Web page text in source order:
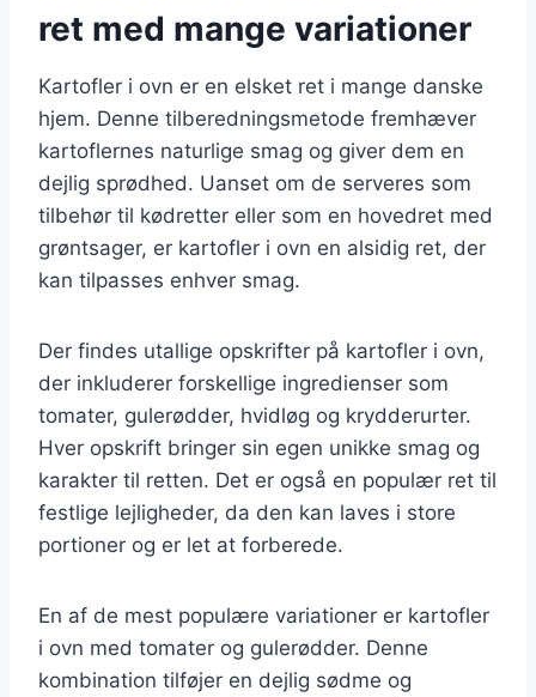
ret med mange variationer
Kartofler i ovn er en elsket ret i mange danske
hjem. Denne tilberedningsmetode fremhæver
kartoflernes naturlige smag og giver dem en
dejlig sprødhed. Uanset om de serveres som
tilbehør til kødretter eller som en hovedret med
grøntsager, er kartofler i ovn en alsidig ret, der
kan tilpasses enhver smag.
Der findes utallige opskrifter på kartofler i ovn,
der inkluderer forskellige ingredienser som
tomater, gulerødder, hvidløg og krydderurter.
Hver opskrift bringer sin egen unikke smag og
karakter til retten. Det er også en populær ret til
festlige lejligheder, da den kan laves i store
portioner og er let at forberede.
En af de mest populære variationer er kartofler
i ovn med tomater og gulerødder. Denne
kombination tilføjer en dejlig sødme og